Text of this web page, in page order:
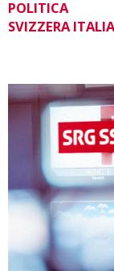
POLITICA
SVIZZERA